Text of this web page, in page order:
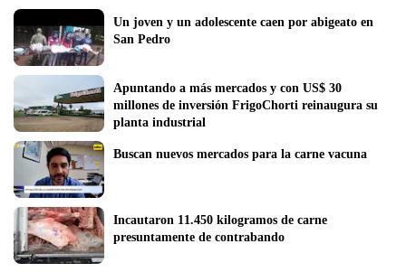
Un joven y un adolescente caen por abigeato en
San Pedro
Apuntando a más mercados y con US$ 30
millones de inversión FrigoChorti reinaugura su
planta industrial
Buscan nuevos mercados para la carne vacuna
Incautaron 11.450 kilogramos de carne
presuntamente de contrabando